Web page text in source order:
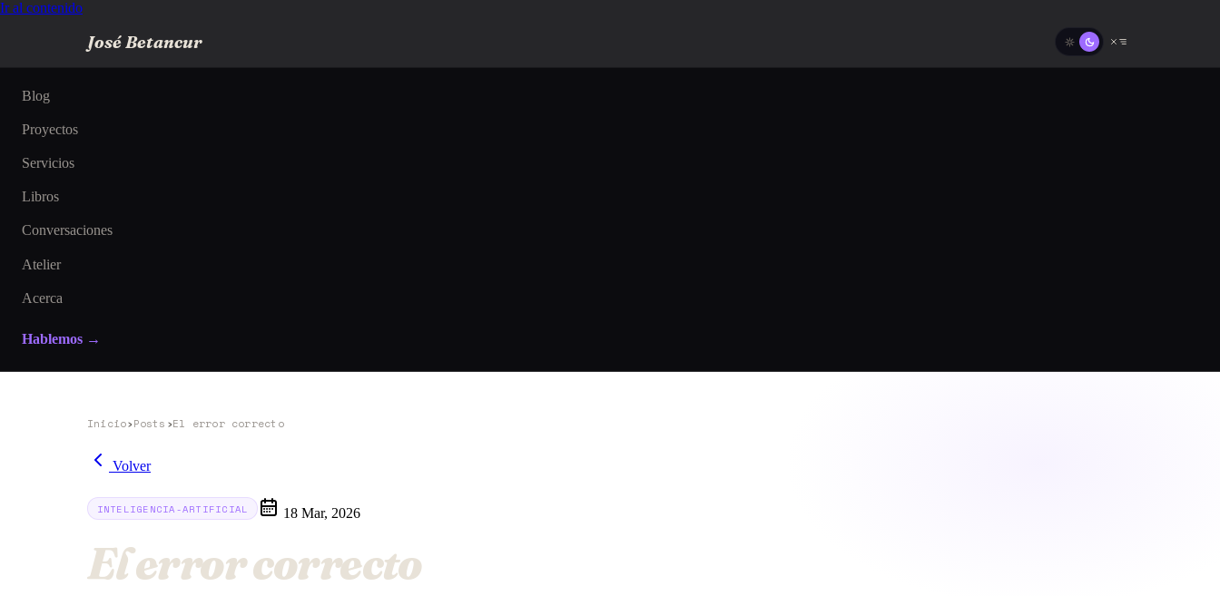
Ir al contenido
José Betancur
Blog
Proyectos
Servicios
Libros
Conversaciones
Atelier
Acerca
Hablemos →
Inicio›Posts ›El error correcto
Volver
INTELIGENCIA-ARTIFICIAL 18 Mar, 2026
El error correcto